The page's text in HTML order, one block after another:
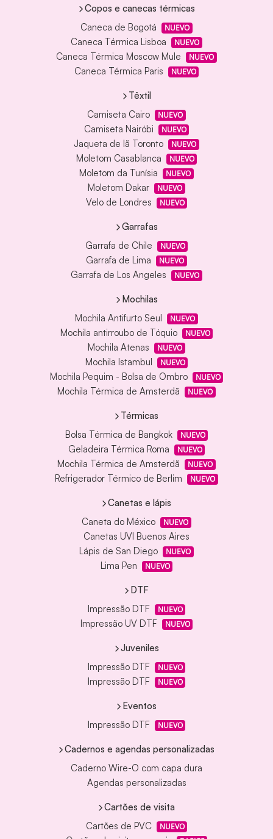
Copos e canecas térmicas
Caneca de Bogotá
NUEVO
Caneca Térmica Lisboa NUEVO
Caneca Térmica Moscow Mule NUEVO
Caneca Térmica Paris NUEVO
Têxtil
Camiseta Cairo
NUEVO
Camiseta Nairóbi NUEVO
Jaqueta de lã Toronto NUEVO
Moletom Casablanca NUEVO
Moletom da Tunísia NUEVO
Moletom Dakar NUEVO
Velo de Londres NUEVO
Garrafas
Garrafa de Chile
NUEVO
Garrafa de Lima NUEVO
Garrafa de Los Angeles NUEVO
Mochilas
Mochila Antifurto Seul
NUEVO
Mochila antirroubo de Tóquio NUEVO
Mochila Atenas NUEVO
Mochila Istambul NUEVO
Mochila Pequim - Bolsa de Ombro NUEVO
Mochila Térmica de Amsterdã NUEVO
Térmicas
Bolsa Térmica de Bangkok
NUEVO
Geladeira Térmica Roma NUEVO
Mochila Térmica de Amsterdã NUEVO
Refrigerador Térmico de Berlim NUEVO
Canetas e lápis
Caneta do México
NUEVO
Canetas UVI Buenos Aires
Lápis de San Diego
NUEVO
Lima Pen NUEVO
DTF
Impressão DTF
NUEVO
Impressão UV DTF NUEVO
Juveniles
Impressão DTF
NUEVO
Impressão DTF NUEVO
Eventos
Impressão DTF
NUEVO
Cadernos e agendas personalizadas
Caderno Wire-O com capa dura
Agendas personalizadas
Cartões de visita
Cartões de PVC
NUEVO